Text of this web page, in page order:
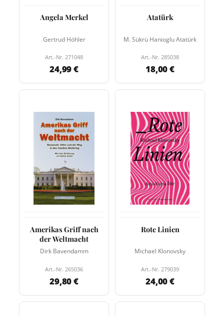
Angela Merkel
Gertrud Höhler
Art.-Nr. 271048
24,99 €
Atatürk
M. Sükrü Hanioglu Atatürk
Art.-Nr. 285038
18,00 €
Amerikas Griff nach
der Weltmacht
Dirk Bavendamm
Art.-Nr. 265036
29,80 €
Rote Linien
Michael Klonovsky
Art.-Nr. 279039
24,00 €